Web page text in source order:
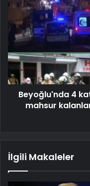
Beyoğlu'nda 4
mahsur
İlgili Makaleler